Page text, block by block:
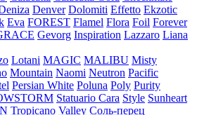
Denver Dolomiti Effetto Ekzotic
Eva FOREST Flamel Flora Foil Forever
Gevorg Inspiration Lazzaro Liana
Lotani MAGIC MALIBU Misty
Mountain Naomi Neutron Pacific
Persian White Poluna Poly Purity
Statuario Cara Style Sunheart
Tropicano Valley Соль-перец